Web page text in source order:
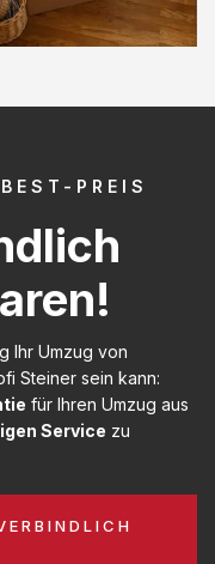
PREIS
Ihr Umzug von
Steiner sein kann:
für Ihren Umzug aus
Service zu